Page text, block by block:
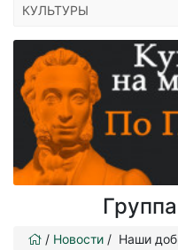
КУЛЬТУРЫ
/ Новости / Наши